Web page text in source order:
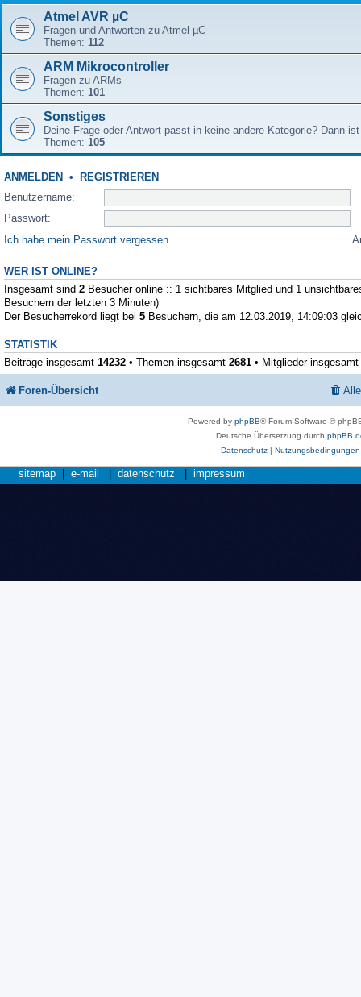
Atmel AVR µC
Fragen und Antworten zu Atmel µC
Themen: 112
ARM Mikrocontroller
Fragen zu ARMs
Themen: 101
Sonstiges
Deine Frage oder Antwort passt in keine andere Kategorie? Dann
Themen: 105
ANMELDEN • REGISTRIEREN
Benutzername:
Passwort:
Ich habe mein Passwort vergessen
WER IST ONLINE?
Insgesamt sind 2 Besucher online :: 1 sichtbares Mitglied und 1
Besuchern der letzten 3 Minuten)
Der Besucherrekord liegt bei 5 Besuchern, die am 12.03.2019, 14:09:03
STATISTIK
Beiträge insgesamt 14232 • Themen insgesamt 2681 • Mitglieder insgesamt
Foren-Übersicht
Powered byphpBB® Forum Software ©
Deutsche Übersetzung durch
Datenschutz| Nutzungsbedingungen
sitemap e-mail datenschutz impressum